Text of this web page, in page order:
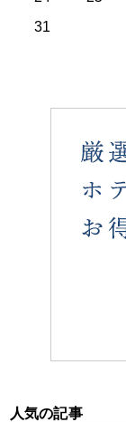
31
人気の記事